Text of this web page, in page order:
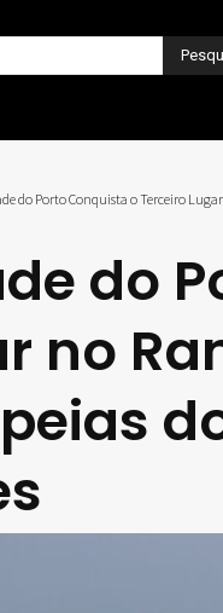
do Porto Conquista o Terceiro
do
no